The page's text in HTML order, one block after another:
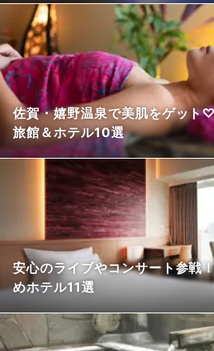
佐賀・嬉野温泉で美肌をゲット
旅館＆ホテル10選
安心のライブやコンサート参戦
めホテル11選